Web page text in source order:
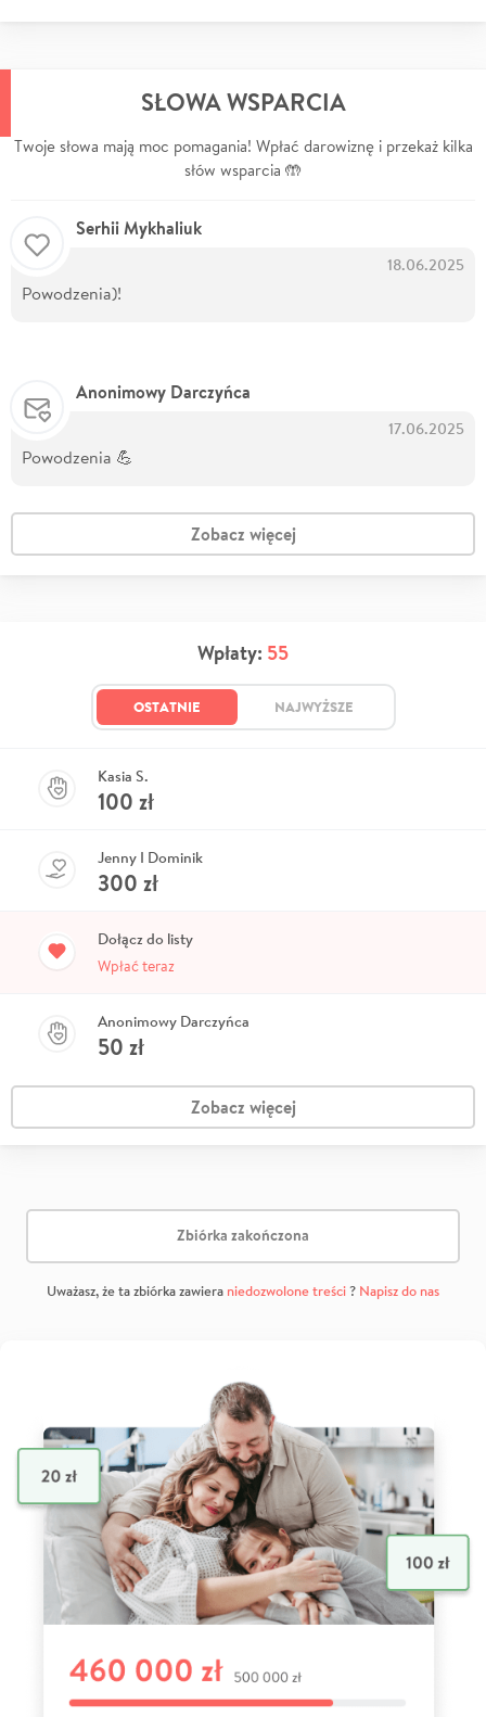
SŁOWA WSPARCIA
Twoje słowa mają moc pomagania! Wpłać darowiznę i przekaż kilka
słów wsparcia 🤲
Serhii Mykhaliuk
18.06.2025
Powodzenia)!
Anonimowy Darczyńca
17.06.2025
Powodzenia 💪
Zobacz więcej
Wpłaty: 55
OSTATNIE NAJWYŻSZE
Kasia S.
100 zł
Jenny I Dominik
300 zł
Dołącz do listy
Wpłać teraz
Anonimowy Darczyńca
50 zł
Zobacz więcej
Zbiórka zakończona
Uważasz, że ta zbiórka zawiera niedozwolone treści? Napisz do nas